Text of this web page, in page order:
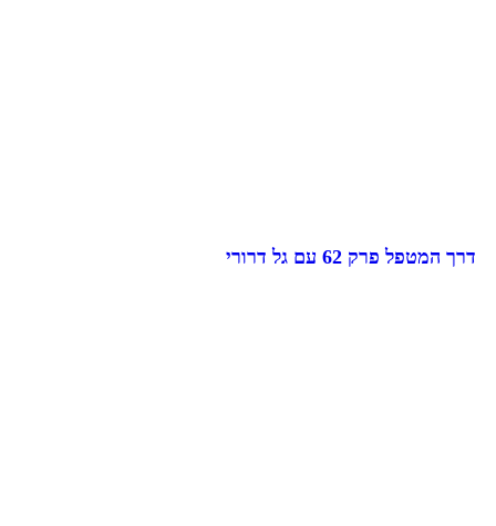
דרך המטפל פרק 62 עם גל דרורי